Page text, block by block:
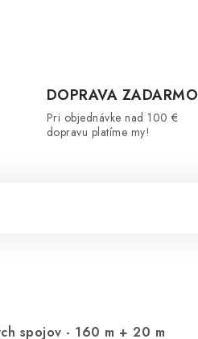
DOPRAVA ZADARMO
Pri objednávke nad 100 €
dopravu platíme my!
spojov - 160 m + 20 m